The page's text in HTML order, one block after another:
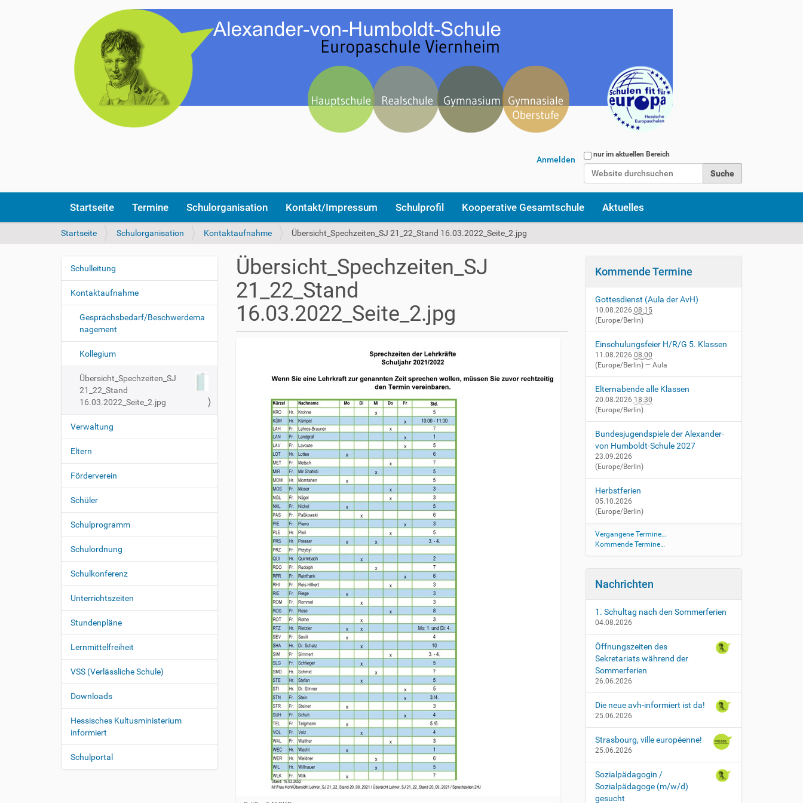
Website durchsuchen
nur im aktuellen Bereich
Anmelden
Startseite Termine Schulorganisation Kontakt/Impressum Schulprofil Kooperative Gesamtschule Aktuelles
S
e
i
d
e
Startseite Schulorganisation Kontaktaufnahme Übersicht_Spechzeiten_SJ 21_22_Stand 16.03.2022_Seite_2.jpg
Übersicht_Spechzeiten_SJ
21_22_Stand
16.03.2022_Seite_2.jpg
N
a
Schulleitung
Kontaktaufnahme
Gesprächsbedarf/Beschwerdema
nagement
Kollegium
Übersicht_Spechzeiten_SJ
21_22_Stand
16.03.2022_Seite_2.jpg
Verwaltung
Eltern
Förderverein
Schüler
Schulprogramm
Schulordnung
Schulkonferenz
Unterrichtszeiten
Stundenpläne
Lernmittelfreiheit
VSS (Verlässliche Schule)
Downloads
Hessisches Kultusministerium
informiert
Schulportal
Kommende Termine
Gottesdienst (Aula der AvH)
10.08.2026 08:15
(Europe/Berlin)
Einschulungsfeier H/R/G 5. Klassen
11.08.2026 08:00
(Europe/Berlin) — Aula
Elternabende alle Klassen
20.08.2026 18:30
(Europe/Berlin)
Bundesjugendspiele der Alexander-
von Humboldt-Schule 2027
23.09.2026
(Europe/Berlin)
Herbstferien
05.10.2026
(Europe/Berlin)
Vergangene Termine…
Kommende Termine…
Nachrichten
1. Schultag nach den Sommerferien
04.08.2026
Öffnungszeiten des
Sekretariats während der
Sommerferien
26.06.2026
Die neue avh-informiert ist da!
25.06.2026
Strasbourg, ville européenne!
25.06.2026
Sozialpädagogin /
Sozialpädagoge (m/w/d)
gesucht